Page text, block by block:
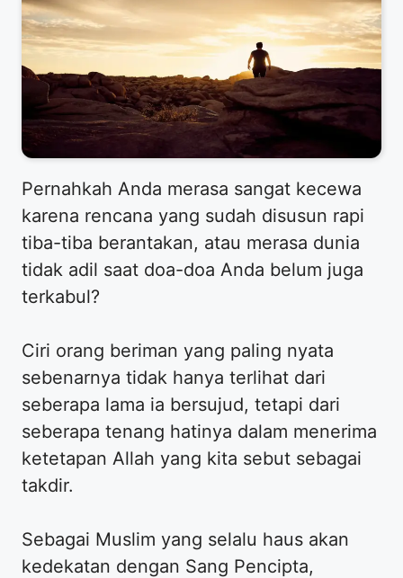
Pernahkah Anda merasa sangat kecewa
karena rencana yang sudah disusun rapi
tiba-tiba berantakan, atau merasa dunia
tidak adil saat doa-doa Anda belum juga
terkabul?
Ciri orang beriman yang paling nyata
sebenarnya tidak hanya terlihat dari
seberapa lama ia bersujud, tetapi dari
seberapa tenang hatinya dalam menerima
ketetapan Allah yang kita sebut sebagai
takdir.
Sebagai Muslim yang selalu haus akan
kedekatan dengan Sang Pencipta,